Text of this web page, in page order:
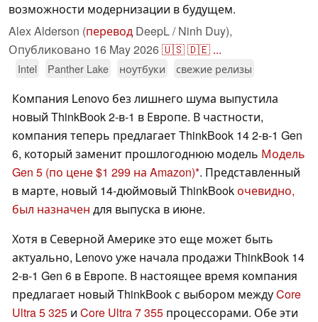
возможности модернизации в будущем.
Alex Alderson (перевод DeepL / Ninh Duy),
Опубликовано 16 May 2026🇺🇸🇩🇪 ...
Intel Panther Lake ноутбуки свежие релизы
Компания Lenovo без лишнего шума выпустила
новый ThinkBook 2-в-1 в Европе. В частности,
компания теперь предлагает ThinkBook 14 2-в-1 Gen
6, который заменит прошлогоднюю модель Модель
Gen 5 (по цене $1 299 на Amazon) . Представленный
в марте, новый 14-дюймовый ThinkBookочевидно,
был назначен для выпуска в июне.
Хотя в Северной Америке это еще может быть
актуально, Lenovo уже начала продажи ThinkBook 14
2-в-1 Gen 6 в Европе. В настоящее время компания
предлагает новый ThinkBook с выбором междуCore
Ultra 5 325 и Core Ultra 7 355 процессорами. Обе эти